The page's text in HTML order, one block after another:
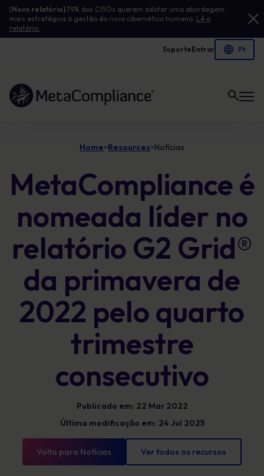
[Novo relatório]79% dos CISOs querem adotar uma abordagem
mais estratégica à gestão do risco cibernético humano. Lê o
relatório.
SuporteEntrar
Ligação à página inicial
Home>Resources>Notícias
MetaCompliance é
nomeada líder no
relatório G2 Grid®
da primavera de
2022 pelo quarto
trimestre
consecutivo
Publicado em: 22 Mar 2022
Última modificação em: 24 Jul 2025
Volta para Notícias Ver todos os recursos